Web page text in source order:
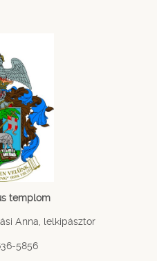
templom
Anna, lelkipásztor
5856